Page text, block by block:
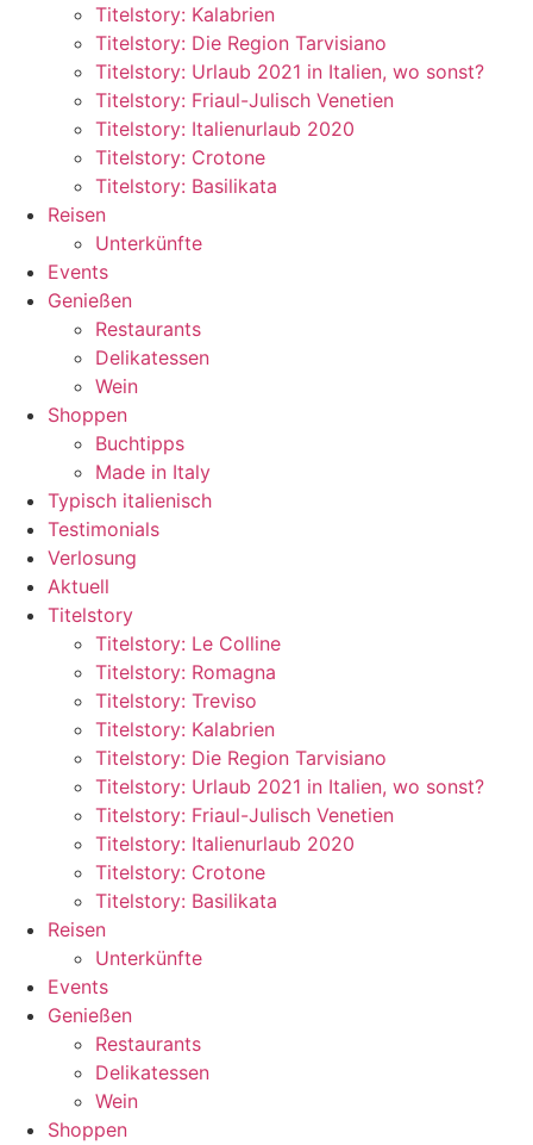
Titelstory: Kalabrien
Titelstory: Die Region Tarvisiano
Titelstory: Urlaub 2021 in Italien, wo sonst?
Titelstory: Friaul-Julisch Venetien
Titelstory: Italienurlaub 2020
Titelstory: Crotone
Titelstory: Basilikata
Reisen
Unterkünfte
Events
Genießen
Restaurants
Delikatessen
Wein
Shoppen
Buchtipps
Made in Italy
Typisch italienisch
Testimonials
Verlosung
Aktuell
Titelstory
Titelstory: Le Colline
Titelstory: Romagna
Titelstory: Treviso
Titelstory: Kalabrien
Titelstory: Die Region Tarvisiano
Titelstory: Urlaub 2021 in Italien, wo sonst?
Titelstory: Friaul-Julisch Venetien
Titelstory: Italienurlaub 2020
Titelstory: Crotone
Titelstory: Basilikata
Reisen
Unterkünfte
Events
Genießen
Restaurants
Delikatessen
Wein
Shoppen